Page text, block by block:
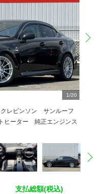
1/20
クレビンソン サンルーフ
ーター 純正エンジンス
2 20
3 20
4 20
5 20
6 20
7 20
8 20
9 20
10 2
0
11 2
0
12 2
0
13 2
0
14 2
0
15 2
0
16 2
0
17 2
0
18 2
0
19 2
0
20 2
0
支払総額(税込)